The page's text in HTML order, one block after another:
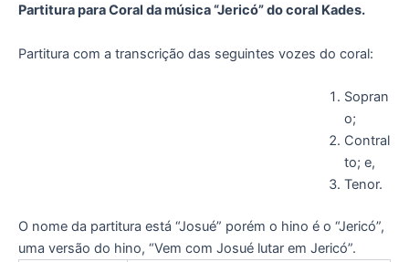
Partitura para Coral da música “Jericó” do coral Kades.
Partitura com a transcrição das seguintes vozes do coral:
Sopran
o;
Contral
to; e,
Tenor.
O nome da partitura está “Josué” porém o hino é o “Jericó”,
uma versão do hino, “Vem com Josué lutar em Jericó”.